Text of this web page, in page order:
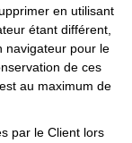
en utilisant
étant différent,
navigateur pour le
de ces
au maximum de
par le Client lors